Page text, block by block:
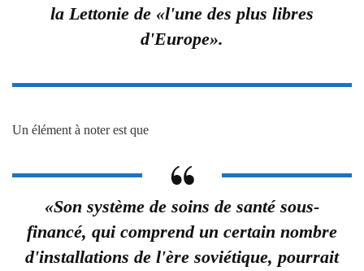
la Lettonie de «l'une des plus libres
d'Europe».
Un élément à noter est que
«Son système de soins de santé sous-
financé, qui comprend un certain nombre
d'installations de l'ère soviétique, pourrait